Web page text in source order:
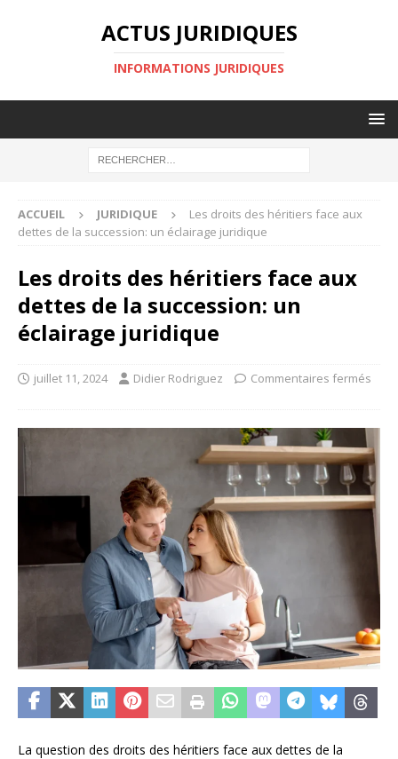
ACTUS JURIDIQUES
INFORMATIONS JURIDIQUES
ACCUEIL JURIDIQUE
Les droits des héritiers face aux
dettes de la succession: un éclairage juridique
Les droits des héritiers face aux
dettes de la succession: un
éclairage juridique
juillet 11, 2024 Didier Rodriguez Commentaires fermés
La question des droits des héritiers face aux dettes de la